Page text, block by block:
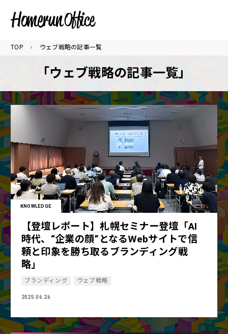
TOP ウェブ戦略の記事一覧
「ウェブ戦略の記事一覧」
KNOWLEDGE
【登壇レポート】札幌セミナー登壇「AI
時代、“企業の顔”となるWebサイトで信
頼と印象を勝ち取るブランディング戦
略」
ブランディング ウェブ戦略
2025.06.26